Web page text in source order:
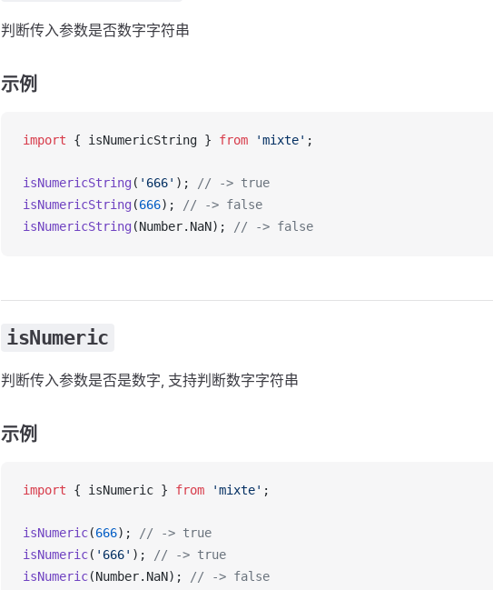
判断传入参数是否数字字符串
示例
import { isNumericString } from 'mixte' ;
isNumericString ( '666' );
// -> true
isNumericString (666);
// -> false
isNumericString (Number. NaN); // -> false
isNumeric
判断传入参数是否是数字, 支持判断数字字符串
示例
import { isNumeric } from 'mixte' ;
isNumeric(666);
// -> true
isNumeric( '666' );
// -> true
isNumeric(Number. NaN); // -> false